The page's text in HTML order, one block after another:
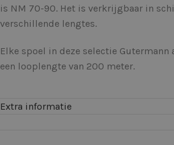
is NM 70-90. Het is verkrijgbaar in
verschillende lengtes.
Elke spoel in deze selectie Gutermann
een looplengte van 200 meter.
Extra informatie